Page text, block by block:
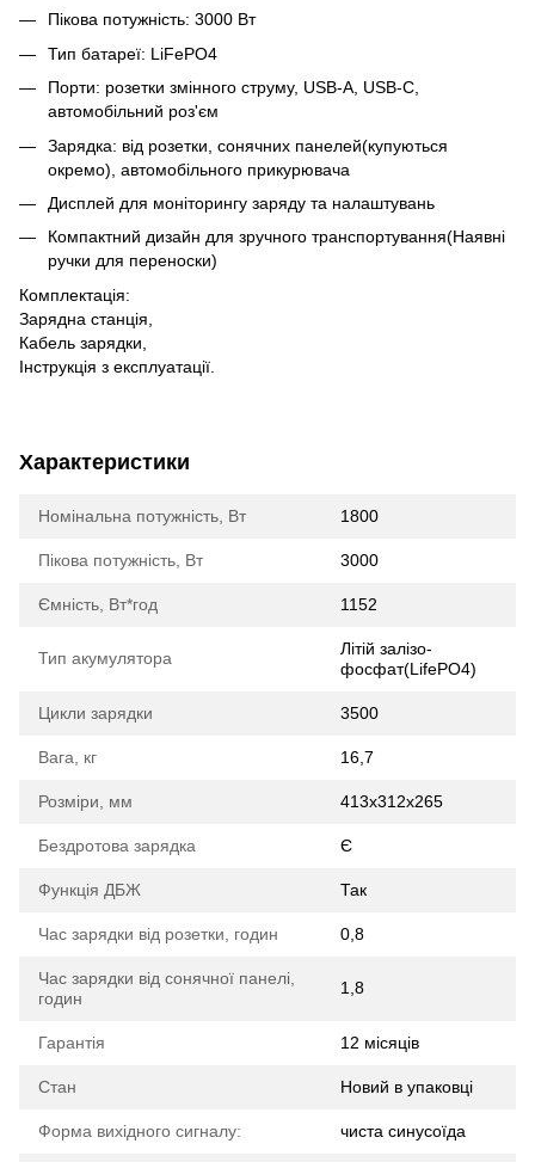
Пікова потужність: 3000 Вт
Тип батареї: LiFePO4
Порти: розетки змінного струму, USB-A, USB-C,
автомобільний роз'єм
Зарядка: від розетки, сонячних панелей(купуються
окремо), автомобільного прикурювача
Дисплей для моніторингу заряду та налаштувань
Компактний дизайн для зручного транспортування(Наявні
ручки для переноски)
Комплектація:
Зарядна станція,
Кабель зарядки,
Інструкція з експлуатації.
Характеристики
Номінальна потужність, Вт 1800
Пікова потужність, Вт 3000
Ємність, Вт*год 1152
Тип акумулятора
Літій залізо-
фосфат(LifePO4)
Цикли зарядки 3500
Вага, кг 16,7
Розміри, мм 413x312x265
Бездротова зарядка Є
Функція ДБЖ Так
Час зарядки від розетки, годин 0,8
Час зарядки від сонячної панелі,
годин
1,8
Гарантія 12 місяців
Стан Новий в упаковці
Форма вихідного сигналу: чиста синусоїда